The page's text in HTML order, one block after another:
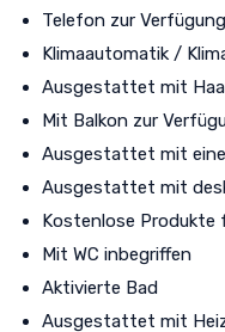
Telefon zur Verfügung
Klimaautomatik /
Ausgestattet mit
Mit Balkon zur
Ausgestattet mit
Ausgestattet mit
Kostenlose Produkte
Mit WC inbegriffen
Aktivierte Bad
Ausgestattet mit